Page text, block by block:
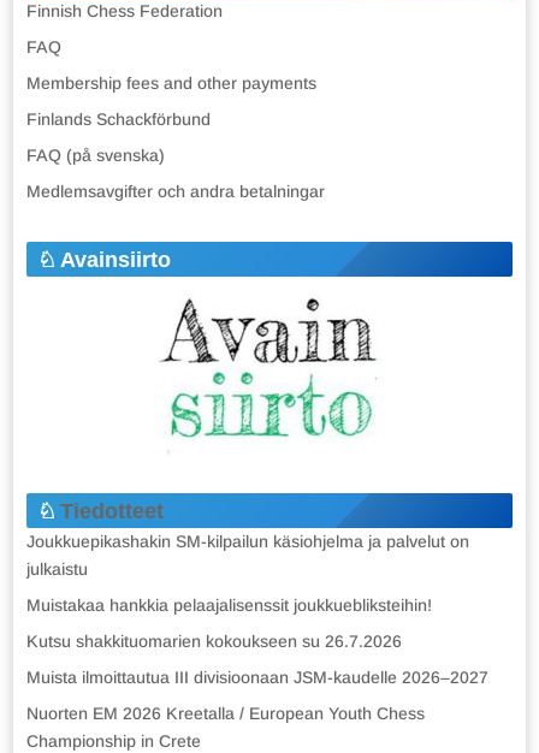
Finnish Chess Federation
FAQ
Membership fees and other payments
Finlands Schackförbund
FAQ (på svenska)
Medlemsavgifter och andra betalningar
Avainsiirto
Tiedotteet
Joukkuepikashakin SM-kilpailun käsiohjelma ja palvelut on
julkaistu
Muistakaa hankkia pelaajalisenssit joukkuebliksteihin!
Kutsu shakkituomarien kokoukseen su 26.7.2026
Muista ilmoittautua III divisioonaan JSM-kaudelle 2026–2027
Nuorten EM 2026 Kreetalla / European Youth Chess
Championship in Crete